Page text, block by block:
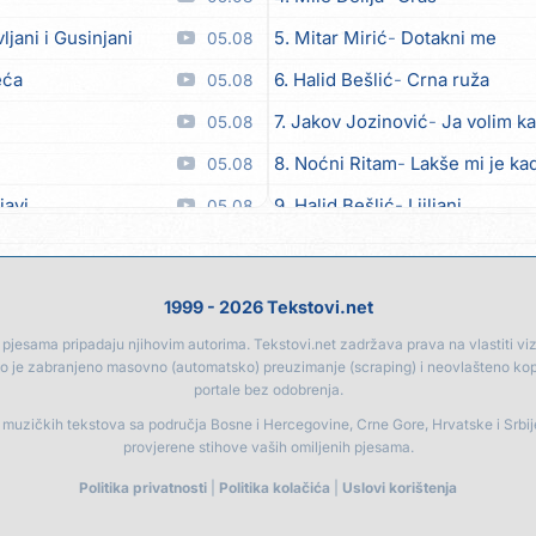
i Gusinjani 05.08
05.08
05.08
05.08
05.08
lista od kadulje) 05.08
05.08
naš Marjane 05.08
srce našao na cesti 05.08
5. Mitar Mirić Dotakni me
6. Halid Bešlić Crna ruža
7. Jakov Jozinović Ja volim
8. Noćni Ritam Lakše mi je
9. Halid Bešlić Ljiljani
13. Noćni Ritam Rekla si mi
14. Karlo! Mon amour
15. Vesna Zmijanac
16. Džej Ramadanovski
1999 - 2026 Tekstovi.net
pripadaju njihovim autorima. Tekstovi.net zadržava prava na vlastiti
je zabranjeno masovno (automatsko) preuzimanje (scraping) i neovlašteno
portale bez odobrenja.
tekstova sa područja Bosne i Hercegovine, Crne Gore, Hrvatske i
provjerene stihove vaših omiljenih pjesama.
Politika privatnosti Politika kolačića Uslovi korištenja